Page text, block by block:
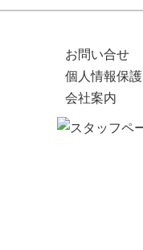
お問い合せ
個人情報保護
会社案内